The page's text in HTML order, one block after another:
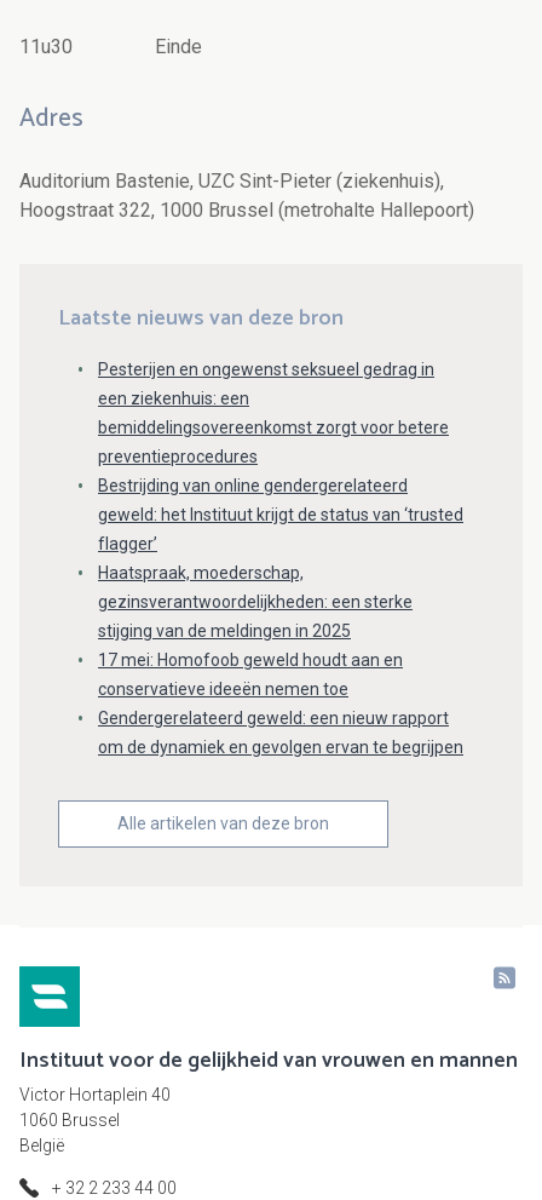
11u30 Einde
Adres
Auditorium Bastenie, UZC Sint-Pieter (ziekenhuis),
Hoogstraat 322, 1000 Brussel (metrohalte Hallepoort)
Laatste nieuws van deze bron
Pesterijen en ongewenst seksueel gedrag in
een ziekenhuis: een
bemiddelingsovereenkomst zorgt voor betere
preventieprocedures
Bestrijding van online gendergerelateerd
geweld: het Instituut krijgt de status van ‘trusted
flagger’
Haatspraak, moederschap,
gezinsverantwoordelijkheden: een sterke
stijging van de meldingen in 2025
17 mei: Homofoob geweld houdt aan en
conservatieve ideeën nemen toe
Gendergerelateerd geweld: een nieuw rapport
om de dynamiek en gevolgen ervan te begrijpen
Alle artikelen van deze bron
Instituut voor de gelijkheid van vrouwen en mannen
Victor Hortaplein 40
1060 Brussel
België
+ 32 2 233 44 00